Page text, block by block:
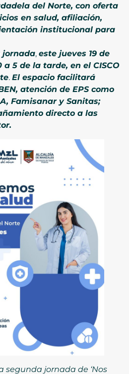
del Norte, con oferta
en salud, afiliación,
institucional para
jornada, este jueves 19 de
a 5 de la tarde, en el CISCO
. El espacio facilitará
atención de EPS como
Famisanar y Sanitas;
directo a las
segunda jornada de ‘Nos